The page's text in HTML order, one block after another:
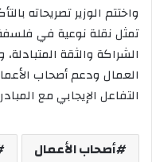
واختتم الوزير تصريحاته
تمثل نقلة نوعية في
الشراكة والثقة
العمال ودعم أصحاب
التفاعل الإيجابي مع
أصحاب الأعمال